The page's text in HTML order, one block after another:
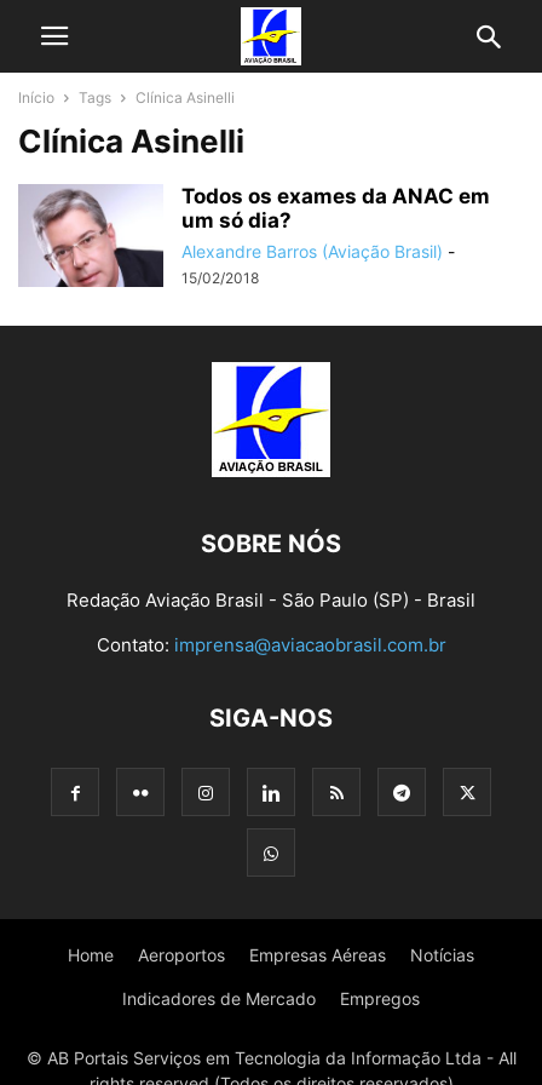
Início Tags Clínica Asinelli
Clínica Asinelli
Todos os exames da ANAC em
um só dia?
Alexandre Barros (Aviação Brasil) -
15/02/2018
SOBRE NÓS
Redação Aviação Brasil - São Paulo (SP) - Brasil
Contato: imprensa@aviacaobrasil.com.br
SIGA-NOS
Home Aeroportos Empresas Aéreas Notícias
Indicadores de Mercado Empregos
© AB Portais Serviços em Tecnologia da Informação Ltda - All